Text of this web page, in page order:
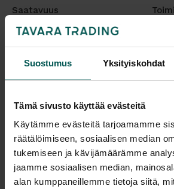
Suostumus Yksityiskohdat
Tämä sivusto käyttää evästeitä
Käytämme evästeitä tarjoamamme
räätälöimiseen, sosiaalisen median
tukemiseen ja kävijämäärämme
jaamme sosiaalisen median,
alan kumppaneillemme tietoja siitä,
Saatavuus
Vantaa: Tilaustuote
koko
Tulosta tuotekortti
Kaikki valmistajan tuotteet